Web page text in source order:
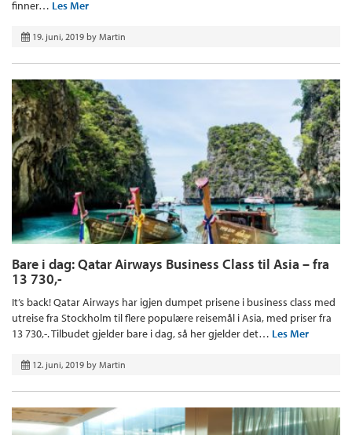
finner… Les Mer
19. juni, 2019 by Martin
Bare i dag: Qatar Airways Business Class til Asia – fra
13 730,-
It’s back! Qatar Airways har igjen dumpet prisene i business class med
utreise fra Stockholm til flere populære reisemål i Asia, med priser fra
13 730,-. Tilbudet gjelder bare i dag, så her gjelder det… Les Mer
12. juni, 2019 by Martin